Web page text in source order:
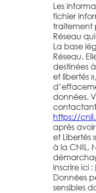
Les
fichier
traitement
Réseau
La base
Réseau.
destinées
et libertés
données.
contactant
https://
après
et Libertés
à la CNIL.
inscrire ici :
Données
sensibles